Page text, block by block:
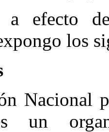
a efecto
los
Nacional
un